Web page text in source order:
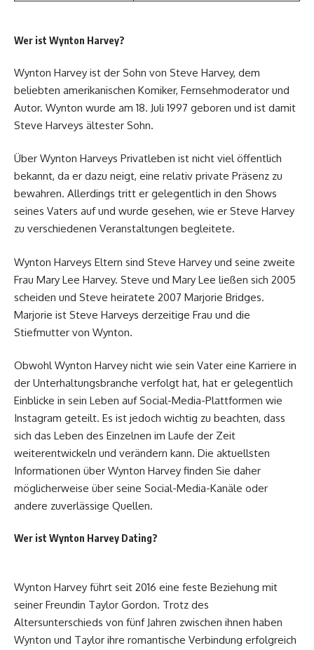
Wer ist Wynton Harvey?
Wynton Harvey ist der Sohn von Steve Harvey, dem
beliebten amerikanischen Komiker, Fernsehmoderator und
Autor. Wynton wurde am 18. Juli 1997 geboren und ist damit
Steve Harveys ältester Sohn.
Über Wynton Harveys Privatleben ist nicht viel öffentlich
bekannt, da er dazu neigt, eine relativ private Präsenz zu
bewahren. Allerdings tritt er gelegentlich in den Shows
seines Vaters auf und wurde gesehen, wie er Steve Harvey
zu verschiedenen Veranstaltungen begleitete.
Wynton Harveys Eltern sind Steve Harvey und seine zweite
Frau Mary Lee Harvey. Steve und Mary Lee ließen sich 2005
scheiden und Steve heiratete 2007 Marjorie Bridges.
Marjorie ist Steve Harveys derzeitige Frau und die
Stiefmutter von Wynton.
Obwohl Wynton Harvey nicht wie sein Vater eine Karriere in
der Unterhaltungsbranche verfolgt hat, hat er gelegentlich
Einblicke in sein Leben auf Social-Media-Plattformen wie
Instagram geteilt. Es ist jedoch wichtig zu beachten, dass
sich das Leben des Einzelnen im Laufe der Zeit
weiterentwickeln und verändern kann. Die aktuellsten
Informationen über Wynton Harvey finden Sie daher
möglicherweise über seine Social-Media-Kanäle oder
andere zuverlässige Quellen.
Wer ist Wynton Harvey Dating?
Wynton Harvey führt seit 2016 eine feste Beziehung mit
seiner Freundin Taylor Gordon. Trotz des
Altersunterschieds von fünf Jahren zwischen ihnen haben
Wynton und Taylor ihre romantische Verbindung erfolgreich